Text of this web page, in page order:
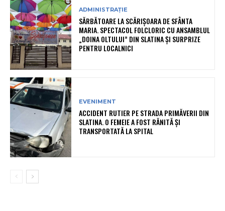
ADMINISTRAȚIE
SĂRBĂTOARE LA SCĂRIȘOARA DE SFÂNTA
MARIA. SPECTACOL FOLCLORIC CU ANSAMBLUL
„DOINA OLTULUI” DIN SLATINA ȘI SURPRIZE
PENTRU LOCALNICI
EVENIMENT
ACCIDENT RUTIER PE STRADA PRIMĂVERII DIN
SLATINA. O FEMEIE A FOST RĂNITĂ ȘI
TRANSPORTATĂ LA SPITAL